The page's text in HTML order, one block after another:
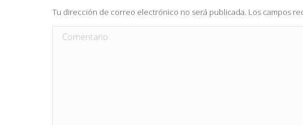
Tu dirección de correo electrónico no será publicada. Los campos
Comentario